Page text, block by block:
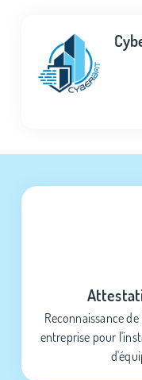
Reconnaissance
entreprise pour